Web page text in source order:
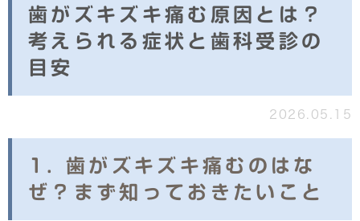
歯がズキズキ痛む原因とは？
考えられる症状と歯科受診の
目安
2026.05.15
1. 歯がズキズキ痛むのはな
ぜ？まず知っておきたいこと